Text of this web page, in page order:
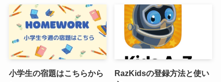
小学生の宿題はこちらから
RazKidsの登録方法と使い